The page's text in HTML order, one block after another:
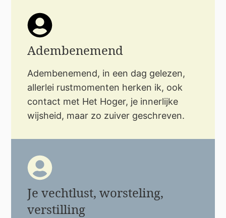
Adembenemend
Adembenemend, in een dag gelezen,
allerlei rustmomenten herken ik, ook
contact met Het Hoger, je innerlijke
wijsheid, maar zo zuiver geschreven.
Je vechtlust, worsteling,
verstilling